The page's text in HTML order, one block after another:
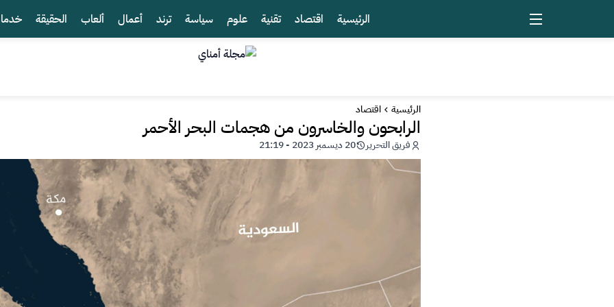
الرئيسية اقتصاد تقنية علوم سياسة ترند أعمال ألعاب الحقيقة
الرئيسية اقتصاد
الرابحون والخاسرون من هجمات البحر الأحمر
فريق التحرير 20 ديسمبر 2023 - 21:19